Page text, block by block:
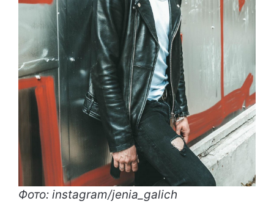
Фото: instagram/jenia_galich